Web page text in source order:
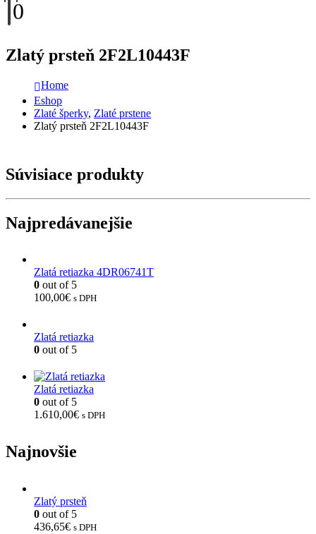
0
Zlatý prsteň 2F2L10443F
Home
Eshop
Zlaté šperky, Zlaté prstene
Zlatý prsteň 2F2L10443F
Súvisiace produkty
Najpredávanejšie
Zlatá retiazka 4DR06741T
0 out of 5
100,00€ s DPH
Zlatá retiazka
0 out of 5
Zlatá retiazka
0 out of 5
1.610,00€ s DPH
Najnovšie
Zlatý prsteň
0 out of 5
436,65€ s DPH